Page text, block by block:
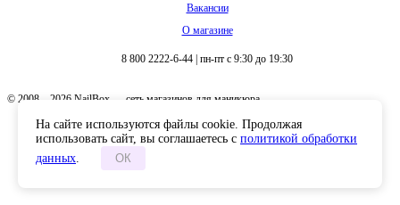
Вакансии
О магазине
8 800 2222-6-44 пн-пт с 9:30 до 19:30
© 2008 – 2026 NailBox — сеть магазинов для маникюра
На сайте используются файлы cookie. Продолжая
использовать сайт, вы соглашаетесь с политикой обработки
данных. ОК